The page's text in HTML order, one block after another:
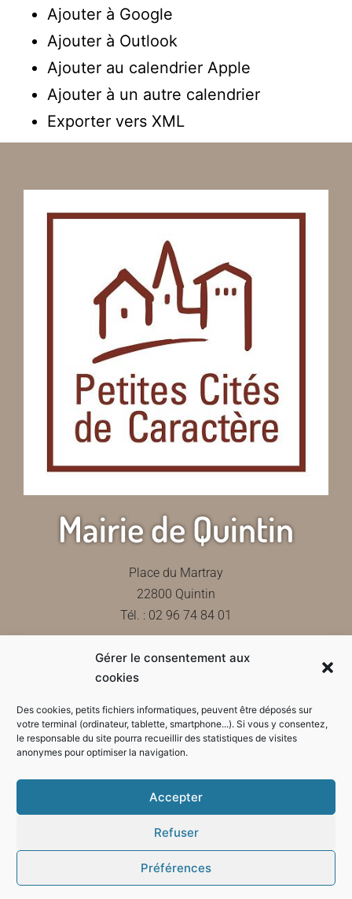
Gérer le consentement aux
cookies
Des cookies, petits fichiers informatiques, peuvent être déposés sur
votre terminal (ordinateur, tablette, smartphone...). Si vous y consentez,
le responsable du site pourra recueillir des statistiques de visites
anonymes pour optimiser la navigation.
Accepter
Refuser
Préférences
Ajouter à Google
Ajouter à Outlook
Ajouter au calendrier Apple
Ajouter à un autre calendrier
Exporter vers XML
Mairie de Quintin
Place du Martray
22800 Quintin
Tél. : 02 96 74 84 01
Contactez-nous
Horaires d'ouverture de la mairie
Mode sombre :